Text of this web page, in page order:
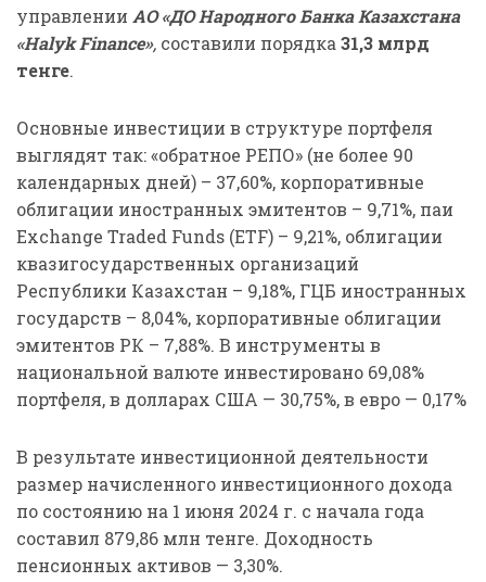
управлении АО «ДО Народного Банка Казахстана
«Halyk Finance», составили порядка 31,3 млрд
тенге.
Основные инвестиции в структуре портфеля
выглядят так: «обратное РЕПО» (не более 90
календарных дней) – 37,60%, корпоративные
облигации иностранных эмитентов – 9,71%, паи
Exchange Traded Funds (ETF) – 9,21%, облигации
квазигосударственных организаций
Республики Казахстан – 9,18%, ГЦБ иностранных
государств – 8,04%, корпоративные облигации
эмитентов РК – 7,88%. В инструменты в
национальной валюте инвестировано 69,08%
портфеля, в долларах США — 30,75%, в евро — 0,17%
В результате инвестиционной деятельности
размер начисленного инвестиционного дохода
по состоянию на 1 июня 2024 г. с начала года
составил 879,86 млн тенге. Доходность
пенсионных активов — 3,30%.